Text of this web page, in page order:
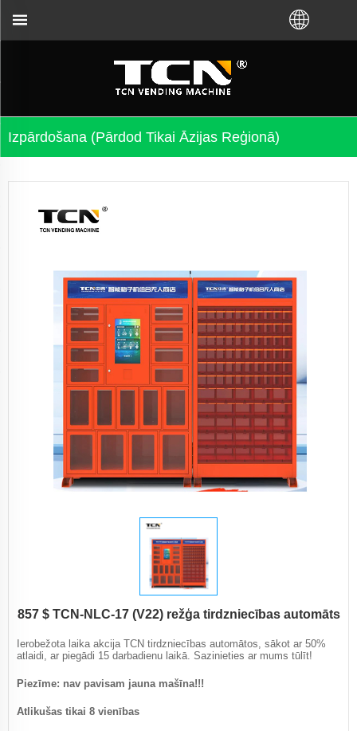
Izpārdošana (pārdod Tikai Āzijas Reģionā)
857 $ TCN-NLC-17 (V22) režģa tirdzniecības automāts
Ierobežota laika akcija TCN tirdzniecības automātos, sākot ar 50%
atlaidi, ar piegādi 15 darbadienu laikā. Sazinieties ar mums tūlīt!
Piezīme: nav pavisam jauna mašīna!!!
Atlikušas tikai 8 vienības
automātu norādījumiem un problēmu